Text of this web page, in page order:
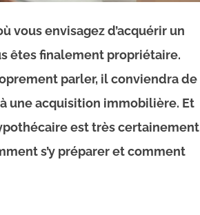
vous envisagez d’acquérir un
êtes finalement propriétaire.
parler, il conviendra de
une acquisition immobilière. Et
est très certainement
s’y préparer et comment